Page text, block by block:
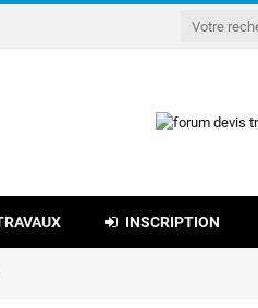
INSCRIPTION